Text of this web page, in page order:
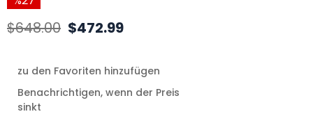
$648.00 $472.99
zu den Favoriten hinzufügen
Benachrichtigen, wenn der Preis
sinkt